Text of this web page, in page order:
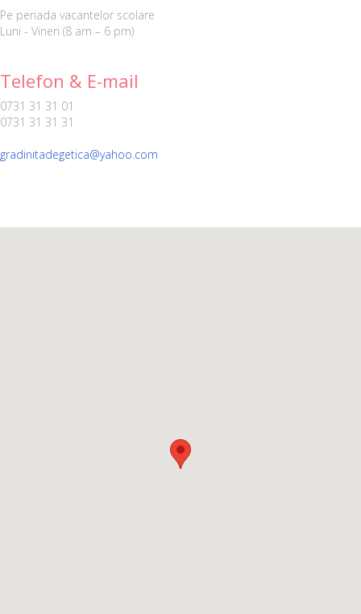
Pe periada vacantelor scolare
Luni - Vineri (8 am – 6 pm)
Telefon & E-mail
0731 31 31 01
0731 31 31 31
gradinitadegetica@yahoo.com